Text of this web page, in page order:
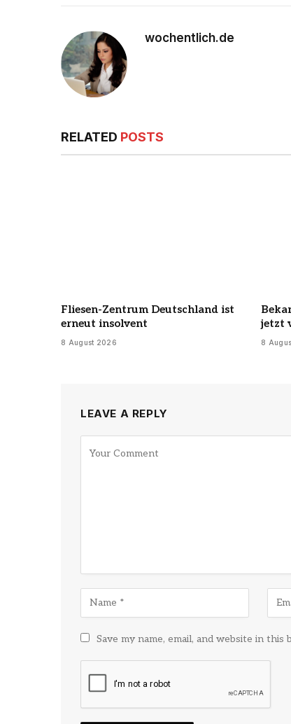
wochentlich.de
RELATED POSTS
Fliesen-Zentrum Deutschland ist
erneut insolvent
8 August 2026
jetzt
8
LEAVE A REPLY
Save my name, email, and website in